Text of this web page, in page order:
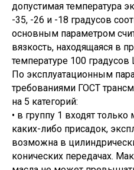
допустимая температура
-35, -26 и -18 градусов
основным параметром
вязкость, находящаяся в
температуре 100 градусов
По эксплуатационным
требованиями ГОСТ
на 5 категорий:
• в группу 1 входят
каких-либо присадок,
возможна в
конических передачах.